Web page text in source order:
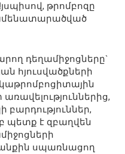
թրոմբոզը
դեղամիջոցները`
հյուսվածքների
բարդություններ,
պետք է զբաղվեն
սպառնացող